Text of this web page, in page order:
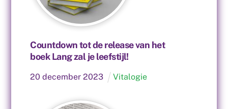
Countdown tot de release van het
boek Lang zal je leefstijl!
20 december 2023 Vitalogie